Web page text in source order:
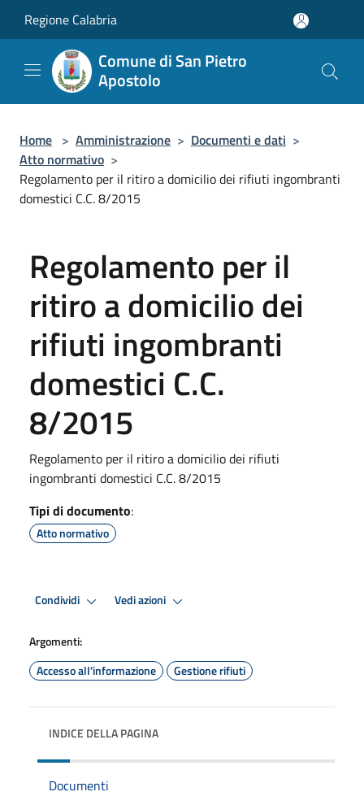
Regione Calabria
Comune di San Pietro
Apostolo
Home > Amministrazione > Documenti e dati >
Atto normativo >
Regolamento per il ritiro a domicilio dei rifiuti ingombranti
domestici C.C. 8/2015
Regolamento per il
ritiro a domicilio dei
rifiuti ingombranti
domestici C.C.
8/2015
Regolamento per il ritiro a domicilio dei rifiuti
ingombranti domestici C.C. 8/2015
Tipi di documento:
Atto normativo
Condividi Vedi azioni
Argomenti:
Accesso all'informazione
Gestione rifiuti
INDICE DELLA PAGINA
Documenti